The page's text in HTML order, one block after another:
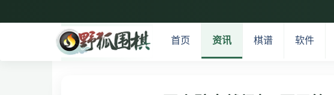
首页 资讯 棋谱 软件